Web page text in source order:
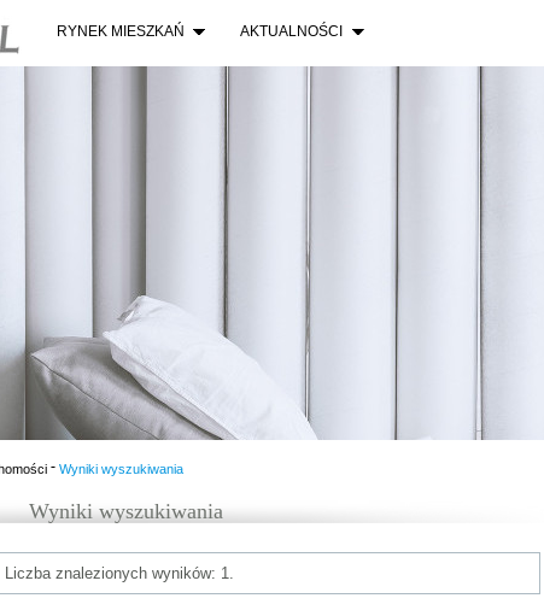
RYNEK MIESZKAŃ AKTUALNOŚCI
- Wyniki wyszukiwania
Wyniki wyszukiwania
Liczba znalezionych wyników: 1.